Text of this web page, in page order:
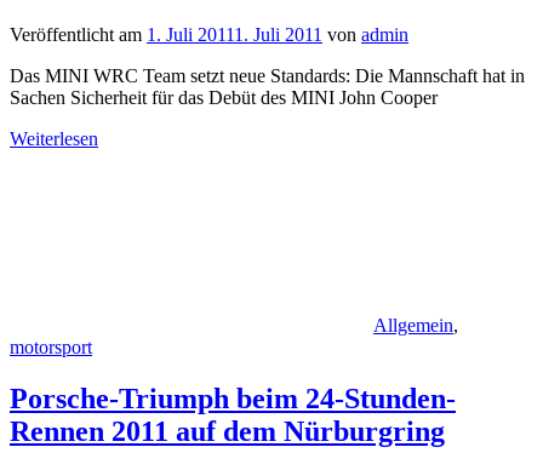
Veröffentlicht am 1. Juli 20111. Juli 2011 von admin
Das MINI WRC Team setzt neue Standards: Die Mannschaft hat in
Sachen Sicherheit für das Debüt des MINI John Cooper
Weiterlesen
Allgemein,
motorsport
Porsche-Triumph beim 24-Stunden-
Rennen 2011 auf dem Nürburgring